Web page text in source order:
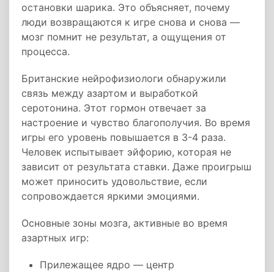
остановки шарика. Это объясняет, почему
люди возвращаются к игре снова и снова —
мозг помнит не результат, а ощущения от
процесса.
Британские нейрофизиологи обнаружили
связь между азартом и выработкой
серотонина. Этот гормон отвечает за
настроение и чувство благополучия. Во время
игры его уровень повышается в 3-4 раза.
Человек испытывает эйфорию, которая не
зависит от результата ставки. Даже проигрыш
может приносить удовольствие, если
сопровождается яркими эмоциями.
Основные зоны мозга, активные во время
азартных игр:
Прилежащее ядро — центр